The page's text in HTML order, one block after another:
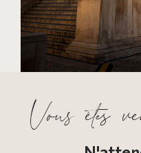
Vous êtes